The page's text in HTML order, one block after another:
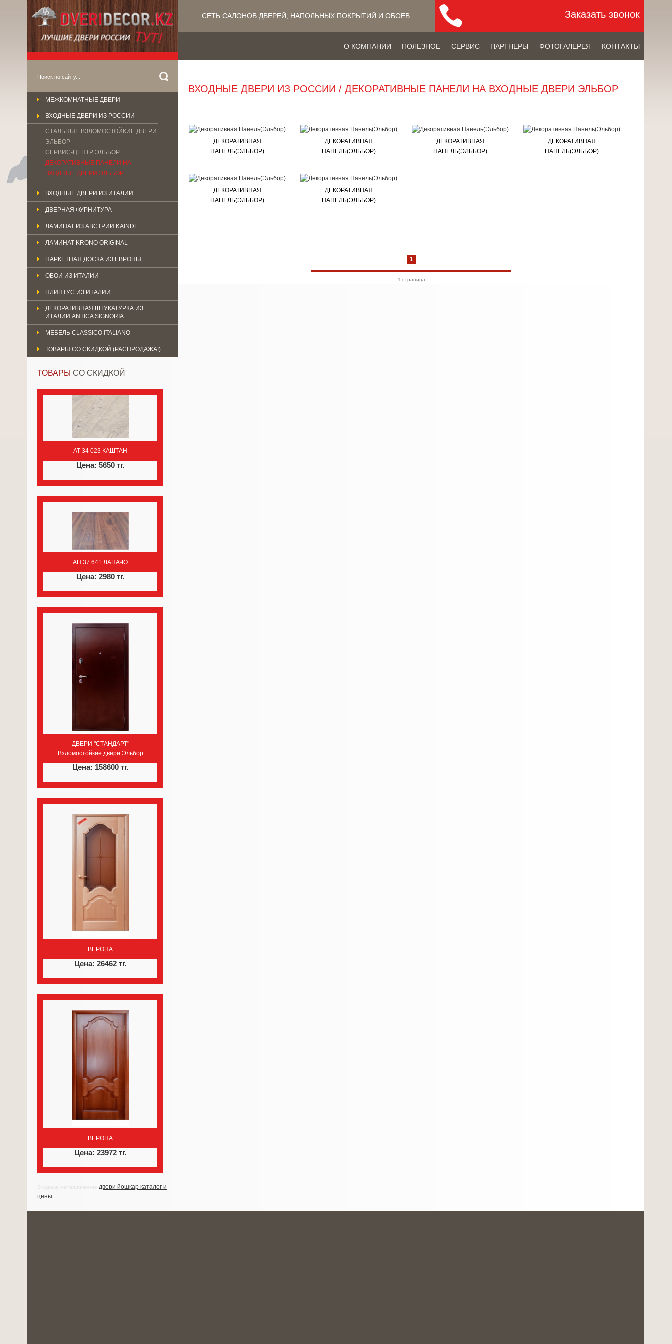
СЕТЬ САЛОНОВ ДВЕРЕЙ, НАПОЛЬНЫХ ПОКРЫТИЙ​ И ОБОЕВ. Заказать звонок
О КОМПАНИИ ПОЛЕЗНОЕ СЕРВИС ПАРТНЕРЫ ФОТОГАЛЕРЕЯ КОНТАКТЫ
МЕЖКОМНАТНЫЕ ДВЕРИ
ВХОДНЫЕ ДВЕРИ ИЗ РОССИИ
СТАЛЬНЫЕ ВЗЛОМОСТОЙКИЕ ДВЕРИ
ЭЛЬБОР
СЕРВИС-ЦЕНТР ЭЛЬБОР
ДЕКОРАТИВНЫЕ ПАНЕЛИ НА
ВХОДНЫЕ ДВЕРИ ЭЛЬБОР
ВХОДНЫЕ ДВЕРИ ИЗ ИТАЛИИ
ДВЕРНАЯ ФУРНИТУРА
ЛАМИНАТ ИЗ АВСТРИИ KAINDL
ЛАМИНАТ KRONO ORIGINAL
ПАРКЕТНАЯ ДОСКА ИЗ ЕВРОПЫ
ОБОИ ИЗ ИТАЛИИ
ПЛИНТУС ИЗ ИТАЛИИ
ДЕКОРАТИВНАЯ ШТУКАТУРКА ИЗ
ИТАЛИИ ANTICA SIGNORIA
МЕБЕЛЬ CLASSICO ITALIANO
ТОВАРЫ СО СКИДКОЙ (РАСПРОДАЖА!)
ТОВАРЫ СО СКИДКОЙ
AT 34 023 КАШТАН
Цена: 5650 тг.
AH 37 641 ЛАПАЧО
Цена: 2980 тг.
ДВЕРИ "СТАНДАРТ"
Взломостойкие двери Эльбор
Цена: 158600 тг.
ВЕРОНА
Цена: 26462 тг.
ВЕРОНА
Цена: 23972 тг.
Входные металлические двери йошкар каталог и
цены
ВХОДНЫЕ ДВЕРИ ИЗ РОССИИ / ДЕКОРАТИВНЫЕ ПАНЕЛИ НА ВХОДНЫЕ ДВЕРИ ЭЛЬБОР
ДЕКОРАТИВНАЯ
ПАНЕЛЬ(ЭЛЬБОР)
ДЕКОРАТИВНАЯ
ПАНЕЛЬ(ЭЛЬБОР)
ДЕКОРАТИВНАЯ
ПАНЕЛЬ(ЭЛЬБОР)
ДЕКОРАТИВНАЯ
ПАНЕЛЬ(ЭЛЬБОР)
ДЕКОРАТИВНАЯ
ПАНЕЛЬ(ЭЛЬБОР)
ДЕКОРАТИВНАЯ
ПАНЕЛЬ(ЭЛЬБОР)
1
1 cтраница